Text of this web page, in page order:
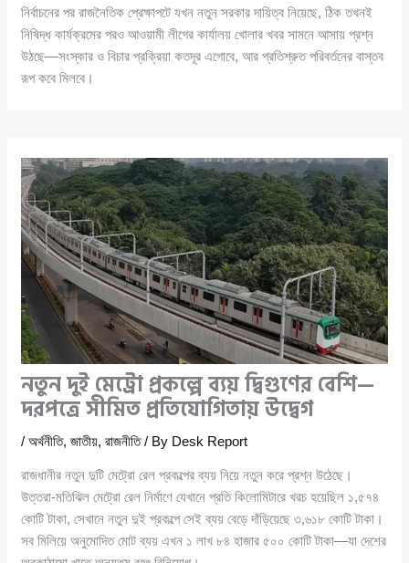
নির্বাচনের পর রাজনৈতিক প্রেক্ষাপটে যখন নতুন সরকার দায়িত্ব নিয়েছে, ঠিক তখনই
নিষিদ্ধ কার্যক্রমের পরও আওয়ামী লীগের কার্যালয় খোলার খবর সামনে আসায় প্রশ্ন
উঠছে—সংস্কার ও বিচার প্রক্রিয়া কতদূর এগোবে, আর প্রতিশ্রুত পরিবর্তনের বাস্তব
রূপ কবে মিলবে।
নতুন দুই মেট্রো প্রকল্পে ব্যয় দ্বিগুণের বেশি—
দরপত্রে সীমিত প্রতিযোগিতায় উদ্বেগ
/অর্থনীতি,জাতীয়,রাজনীতি/ By Desk Report
রাজধানীর নতুন দুটি মেট্রো রেল প্রকল্পের ব্যয় নিয়ে নতুন করে প্রশ্ন উঠেছে।
উত্তরা-মতিঝিল মেট্রো রেল নির্মাণে যেখানে প্রতি কিলোমিটারে খরচ হয়েছিল ১,৫৭৪
কোটি টাকা, সেখানে নতুন দুই প্রকল্পে সেই ব্যয় বেড়ে দাঁড়িয়েছে ৩,৬১৮ কোটি টাকা।
সব মিলিয়ে অনুমোদিত মোট ব্যয় এখন ১ লাখ ৮৪ হাজার ৫০০ কোটি টাকা—যা দেশের